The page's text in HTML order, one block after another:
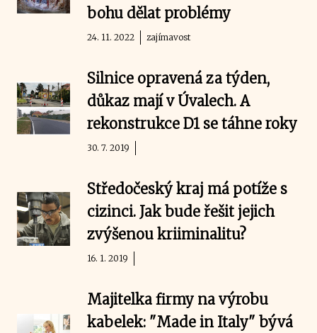
bohu dělat problémy
24. 11. 2022 zajímavost
Silnice opravená za týden,
důkaz mají v Úvalech. A
rekonstrukce D1 se táhne roky
30. 7. 2019
Středočeský kraj má potíže s
cizinci. Jak bude řešit jejich
zvýšenou kriiminalitu?
16. 1. 2019
Majitelka firmy na výrobu
kabelek: "Made in Italy" bývá